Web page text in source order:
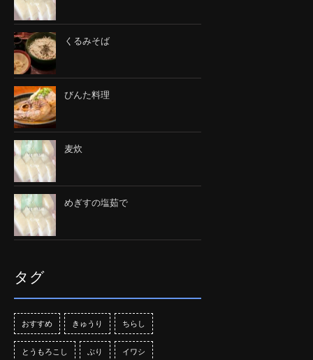
くるみそば
びんた料理
麦炊
めぎすの塩茹で
タグ
おすすめ きゅうり ちらし
とうもろこし ぶり イワシ